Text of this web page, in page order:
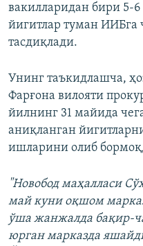
вакилларидан бири 5-
йигитлар туман ИИБга
тасдиқлади.
Унинг таъкидлашча,
Фарғона вилояти
йилнинг 31 майида
аниқланган
ишларини олиб
"Новобод маҳалласи
май куни оқшом
ўша жанжалда бақир-
юрган марказда